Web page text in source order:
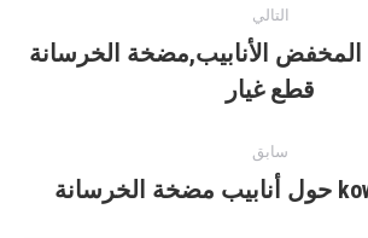
سابق
المنشور
التالي
مرحلة
ما
القادم:
الأنابيب,مضخة الخرسانة
قطع غيار